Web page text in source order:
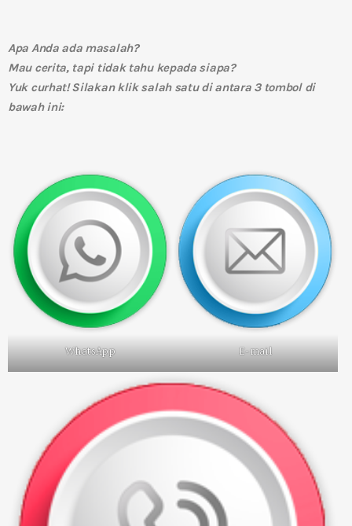
Apa Anda ada masalah?
Mau cerita, tapi tidak tahu kepada siapa?
Yuk curhat! Silakan klik salah satu di antara 3 tombol di
bawah ini:
WhatsApp E-mail